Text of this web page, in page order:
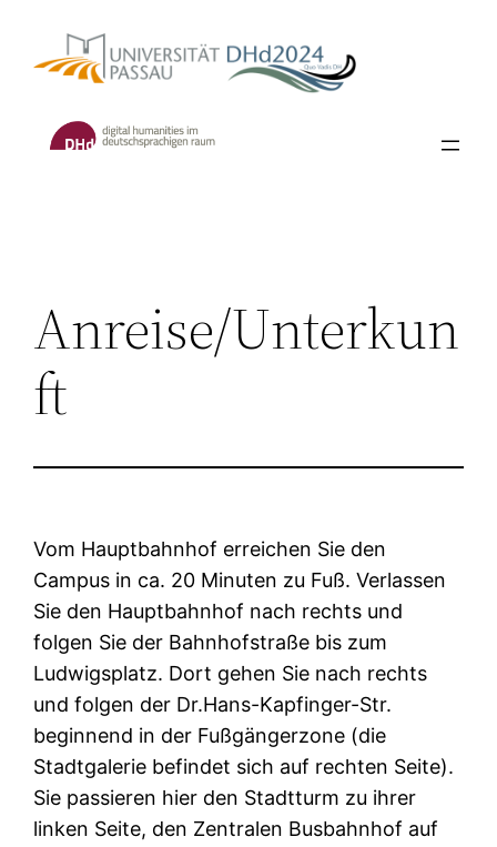
content
Anreise/Unterkun
ft
Vom Hauptbahnhof erreichen Sie den
Campus in ca. 20 Minuten zu Fuß. Verlassen
Sie den Hauptbahnhof nach rechts und
folgen Sie der Bahnhofstraße bis zum
Ludwigsplatz. Dort gehen Sie nach rechts
und folgen der Dr.Hans-Kapfinger-Str.
beginnend in der Fußgängerzone (die
Stadtgalerie befindet sich auf rechten Seite).
Sie passieren hier den Stadtturm zu ihrer
linken Seite, den Zentralen Busbahnhof auf